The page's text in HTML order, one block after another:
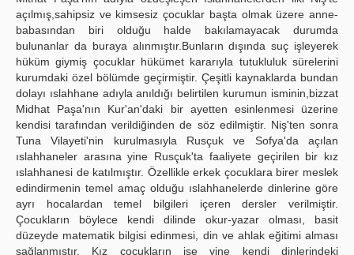
açılmış,sahipsiz ve kimsesiz çocuklar başta olmak üzere anne-
babasından biri olduğu halde bakılamayacak durumda
bulunanlar da buraya alınmıştır.Bunların dışında suç işleyerek
hüküm giymiş çocuklar hükümet kararıyla tutukluluk sürelerini
kurumdaki özel bölümde geçirmiştir. Çeşitli kaynak­larda bundan
dolayı ıslahhane adıyla anıldığı belirtilen kurumun isminin,bizzat
Midhat Paşa'nın Kur'an'daki bir ayetten esinlenmesi üzerine
ken­disi tarafından verildiğinden de söz edilmiştir. Niş'ten sonra
Tuna Vilayeti'nin kurulmasıyla Rusçuk ve Sofya'da açılan
ıslahhaneler arasına yine Rusçuk'ta faaliyete geçirilen bir kız
ıslahhanesi de katılmıştır. Özellikle erkek çocuklara birer meslek
edindirmenin temel amaç olduğu ıslahhanelerde dinlerine göre
ayrı hocalardan temel bilgileri içeren dersler verilmiştir.
Çocukların böylece kendi dilinde okur-yazar olması, basit
düzeyde matematik bilgisi edinmesi, din ve ahlak eğitimi alması
sağlanmıştır. Kız çocukların ise yine kendi dinlerindeki